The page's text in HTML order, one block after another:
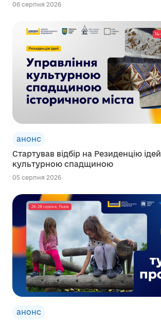
06 серпня 2026
анонс
Стартував відбір на Резиденцію
культурною спадщиною
05 серпня 2026
анонс